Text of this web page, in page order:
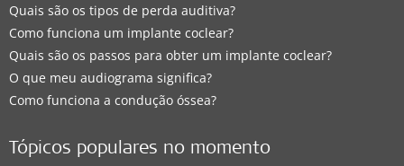
Quais são os tipos de perda auditiva?
Como funciona um implante coclear?
Quais são os passos para obter um implante coclear?
O que meu audiograma significa?
Como funciona a condução óssea?
Tópicos populares no momento